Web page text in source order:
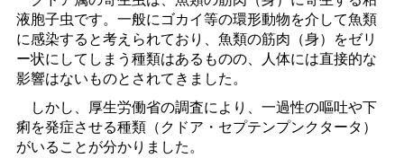
液胞子虫です。一般にゴカイ等の環形動物を介して魚類
に感染すると考えられており、魚類の筋肉（身）をゼリ
ー状にしてしまう種類はあるものの、人体には直接的な
影響はないものとされてきました。
しかし、厚生労働省の調査により、一過性の嘔吐や下
痢を発症させる種類（クドア・セプテンプンクタータ）
がいることが分かりました。